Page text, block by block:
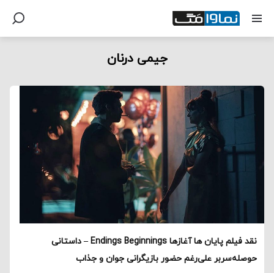
جیمی درنان
نقد فیلم پایان ها آغازها Endings Beginnings – داستانی
حوصله‌سربر علی‌رغم حضور بازیگرانی جوان و جذاب